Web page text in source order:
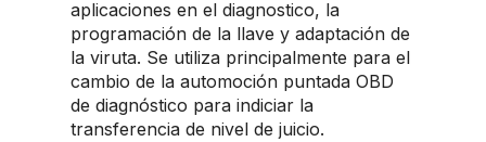
aplicaciones en el diagnostico, la
programación de la llave y adaptación de
la viruta. Se utiliza principalmente para el
cambio de la automoción puntada OBD
de diagnóstico para indiciar la
transferencia de nivel de juicio.